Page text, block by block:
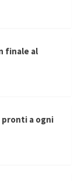
finale al
pronti a ogni